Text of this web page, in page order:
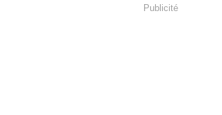
Publicité